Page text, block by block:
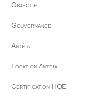
Objectif
Gouvernance
Antéïa
Location Antéïa
Certification HQE